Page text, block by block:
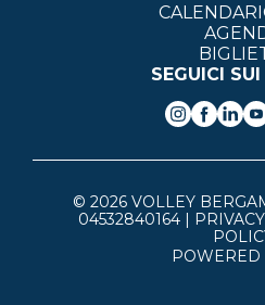
SEGUICI
© 2026 VOLLEY
04532840164 |
POWERED